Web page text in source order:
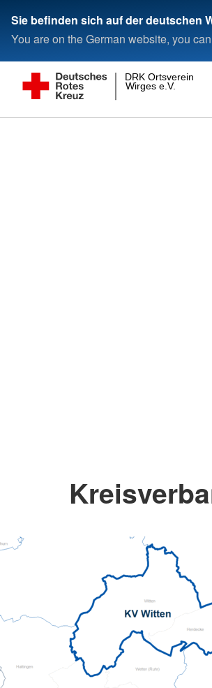
Sie befinden sich auf der deutschen
You are on the German website, you
Wirges e.V.
DRK Ortsverein